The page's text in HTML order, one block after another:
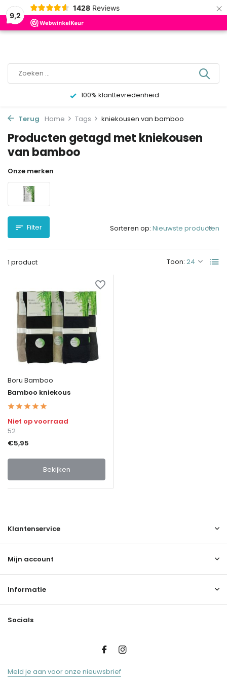
9,2
1428 Reviews ×
0
100% klanttevredenheid
Terug Home Tags kniekousen van bamboo
Producten getagd met kniekousen
van bamboo
Onze merken
Filter
1 product Toon:
Sorteren op:
Boru Bamboo
Bamboo kniekous
Niet op voorraad
52
€5,95
Bekijken
Klantenservice
Mijn account
Informatie
Socials
Meld je aan voor onze nieuwsbrief